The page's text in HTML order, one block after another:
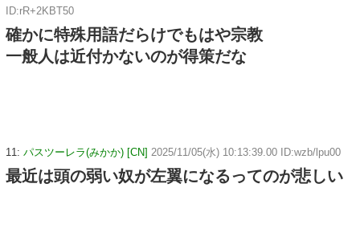
ID:rR+2KBT50
確かに特殊用語だらけでもはや宗教
一般人は近付かないのが得策だな
11: パスツーレラ(みかか) [CN] 2025/11/05(水) 10:13:39.00 ID:wzb/lpu00
最近は頭の弱い奴が左翼になるってのが悲しい